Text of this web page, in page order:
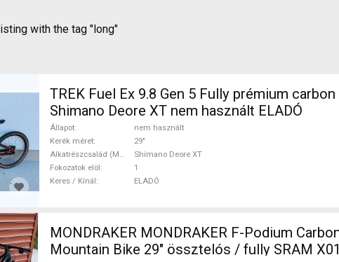
with the tag "long"
TREK Fuel Ex 9.8 Gen 5 Fully prémium
Shimano Deore XT nem használt ELADÓ
Állapot
nem használt
Kerék méret
29"
Alkatrészcsalád (MTB)
Shimano Deore XT
Fokozatok elöl
1
Keres / Kínál
ELADÓ
MONDRAKER MONDRAKER F-Podium
Mountain Bike 29" össztelós / fully SRAM